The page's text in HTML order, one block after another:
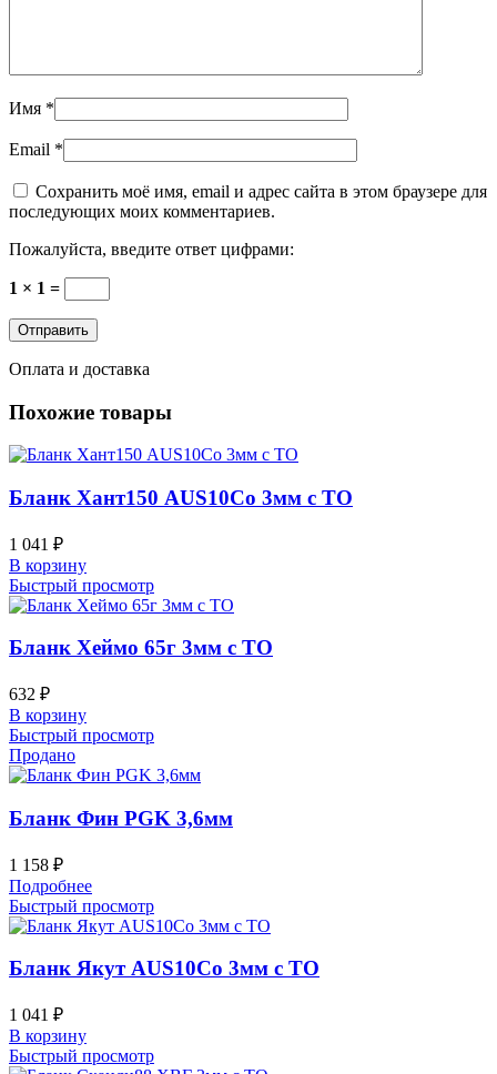
Имя *
Email *
Сохранить моё имя, email и адрес сайта в этом браузере для
последующих моих комментариев.
Пожалуйста, введите ответ цифрами:
1 × 1 =
Оплата и доставка
Похожие товары
Бланк Хант150 AUS10Co 3мм с ТО
1 041 ₽
В корзину
Быстрый просмотр
Бланк Хеймо 65г 3мм с ТО
632 ₽
В корзину
Быстрый просмотр
Продано
Бланк Фин PGK 3,6мм
1 158 ₽
Подробнее
Быстрый просмотр
Бланк Якут AUS10Co 3мм с ТО
1 041 ₽
В корзину
Быстрый просмотр